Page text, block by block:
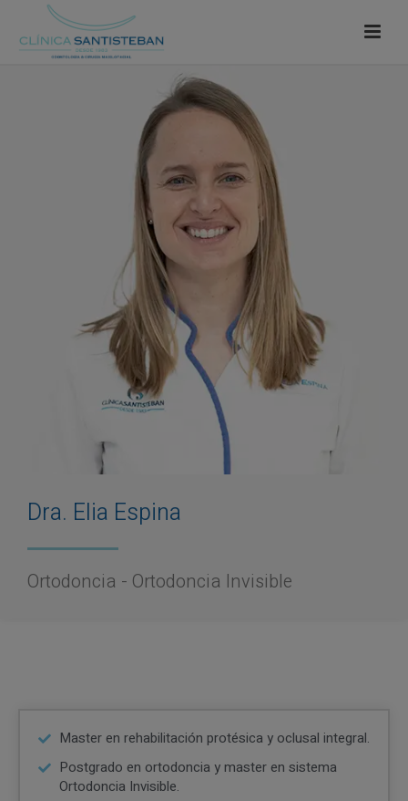
Dra. Elia Espina
Ortodoncia - Ortodoncia Invisible
Master en rehabilitación protésica y oclusal integral.
Postgrado en ortodoncia y master en sistema
Ortodoncia Invisible.